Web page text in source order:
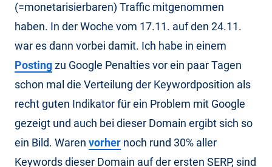
(=monetarisierbaren) Traffic mitgenommen
haben. In der Woche vom 17.11. auf den 24.11.
war es dann vorbei damit. Ich habe in einem
Postingzu Google Penalties vor ein paar Tagen
schon mal die Verteilung der Keywordposition als
recht guten Indikator für ein Problem mit Google
gezeigt und auch bei dieser Domain ergibt sich so
ein Bild. Waren vorher noch rund 30% aller
Keywords dieser Domain auf der ersten SERP, sind